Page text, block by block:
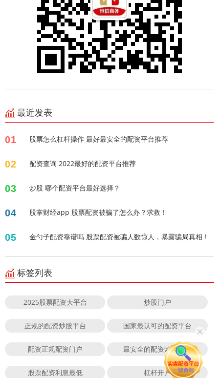
最近发表
01 股票怎么杠杆操作 最好最安全的配资平台推荐
02 配资查询 2022最好的配资平台推荐
03 炒股 哪个配资平台最好选择？
04 股掌财经app 股票配资被骗了怎么办？求救！
05 金勺子配资靠谱吗 股票配资被骗人数惊人，暴露骗局真相！
标签列表
2025股票配资大平台 炒股门户
正规的配资炒股平台 国家最认可的配资平台
配资正规配资门户 最安全的配资炒股平台
股票配资利息最低 杠杆开户